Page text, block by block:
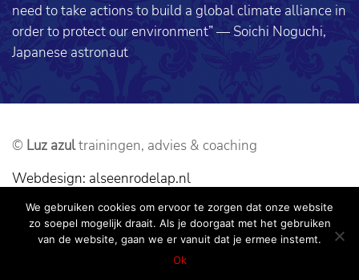
need to take actions to build a global climate alliance in
order to protect our environment” — Soichi Noguchi,
Japanese astronaut
© Luz azultrainingen, advies & coaching
Webdesign: alseenrodelap.nl
Sitemap Disclaimer
Algemene Voorwaarden
Privacyverklaring
We gebruiken cookies om ervoor te zorgen dat onze website
zo soepel mogelijk draait. Als je doorgaat met het gebruiken
van de website, gaan we er vanuit dat je ermee instemt.
Ok